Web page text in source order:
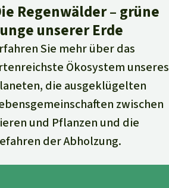
Regenwälder – grüne
unserer Erde
Sie mehr über das
Ökosystem unseres
die ausgeklügelten
zwischen
und Pflanzen und die
der Abholzung.